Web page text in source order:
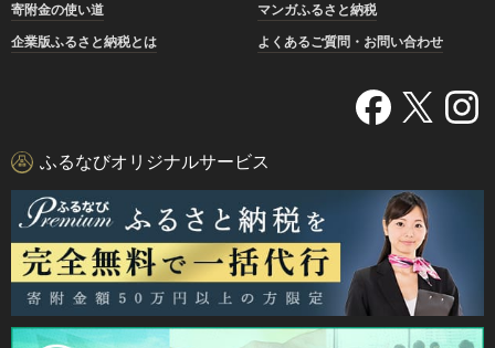
寄附金の使い道
マンガふるさと納税
企業版ふるさと納税とは
よくあるご質問・お問い合わせ
ふるなびオリジナルサービス